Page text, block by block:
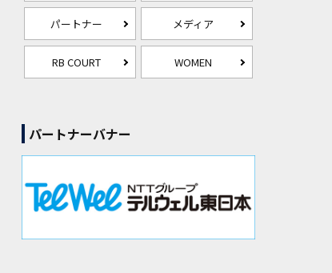
パートナー メディア
RB COURT WOMEN
パートナーバナー